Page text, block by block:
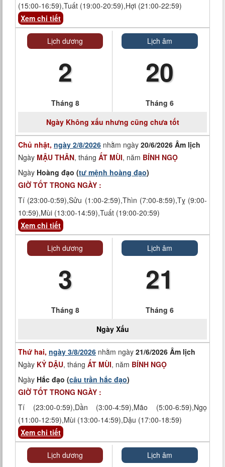
(15:00-16:59),Tuất (19:00-20:59),Hợi (21:00-22:59)
Xem chi tiết
Lịch dương
2
Tháng 8
Lịch âm
20
Tháng 6
NgàyKhông xấu nhưng cũng chưa tốt
Chủ nhật, ngày 2/8/2026 nhằm ngày 20/6/2026 Âm lịch
Ngày MẬU THÂN, tháng ẤT MÙI, năm BÍNH NGỌ
Ngày Hoàng đạo (tư mệnh hoàng đạo)
GIỜ TỐT TRONG NGÀY :
Tí (23:00-0:59),Sửu (1:00-2:59),Thìn (7:00-8:59),Tỵ (9:00-
10:59),Mùi (13:00-14:59),Tuất (19:00-20:59)
Xem chi tiết
Lịch dương
3
Tháng 8
Lịch âm
21
Tháng 6
Ngày Xấu
Thứ hai, ngày 3/8/2026 nhằm ngày 21/6/2026 Âm lịch
Ngày KỶ DẬU, tháng ẤT MÙI, năm BÍNH NGỌ
Ngày Hắc đạo (câu trần hắc đạo)
GIỜ TỐT TRONG NGÀY :
Tí (23:00-0:59),Dần (3:00-4:59),Mão (5:00-6:59),Ngọ
(11:00-12:59),Mùi (13:00-14:59),Dậu (17:00-18:59)
Xem chi tiết
Lịch dương Lịch âm